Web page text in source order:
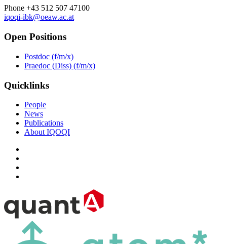
Phone +43 512 507 47100
iqoqi-ibk@oeaw.ac.at
Open Positions
Postdoc (f/m/x)
Praedoc (Diss) (f/m/x)
Quicklinks
People
News
Publications
About IQOQI